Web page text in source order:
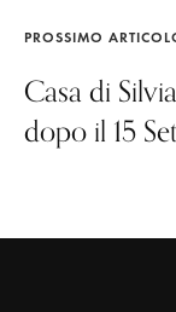
PROSSIMO
Casa di
dopo il 15